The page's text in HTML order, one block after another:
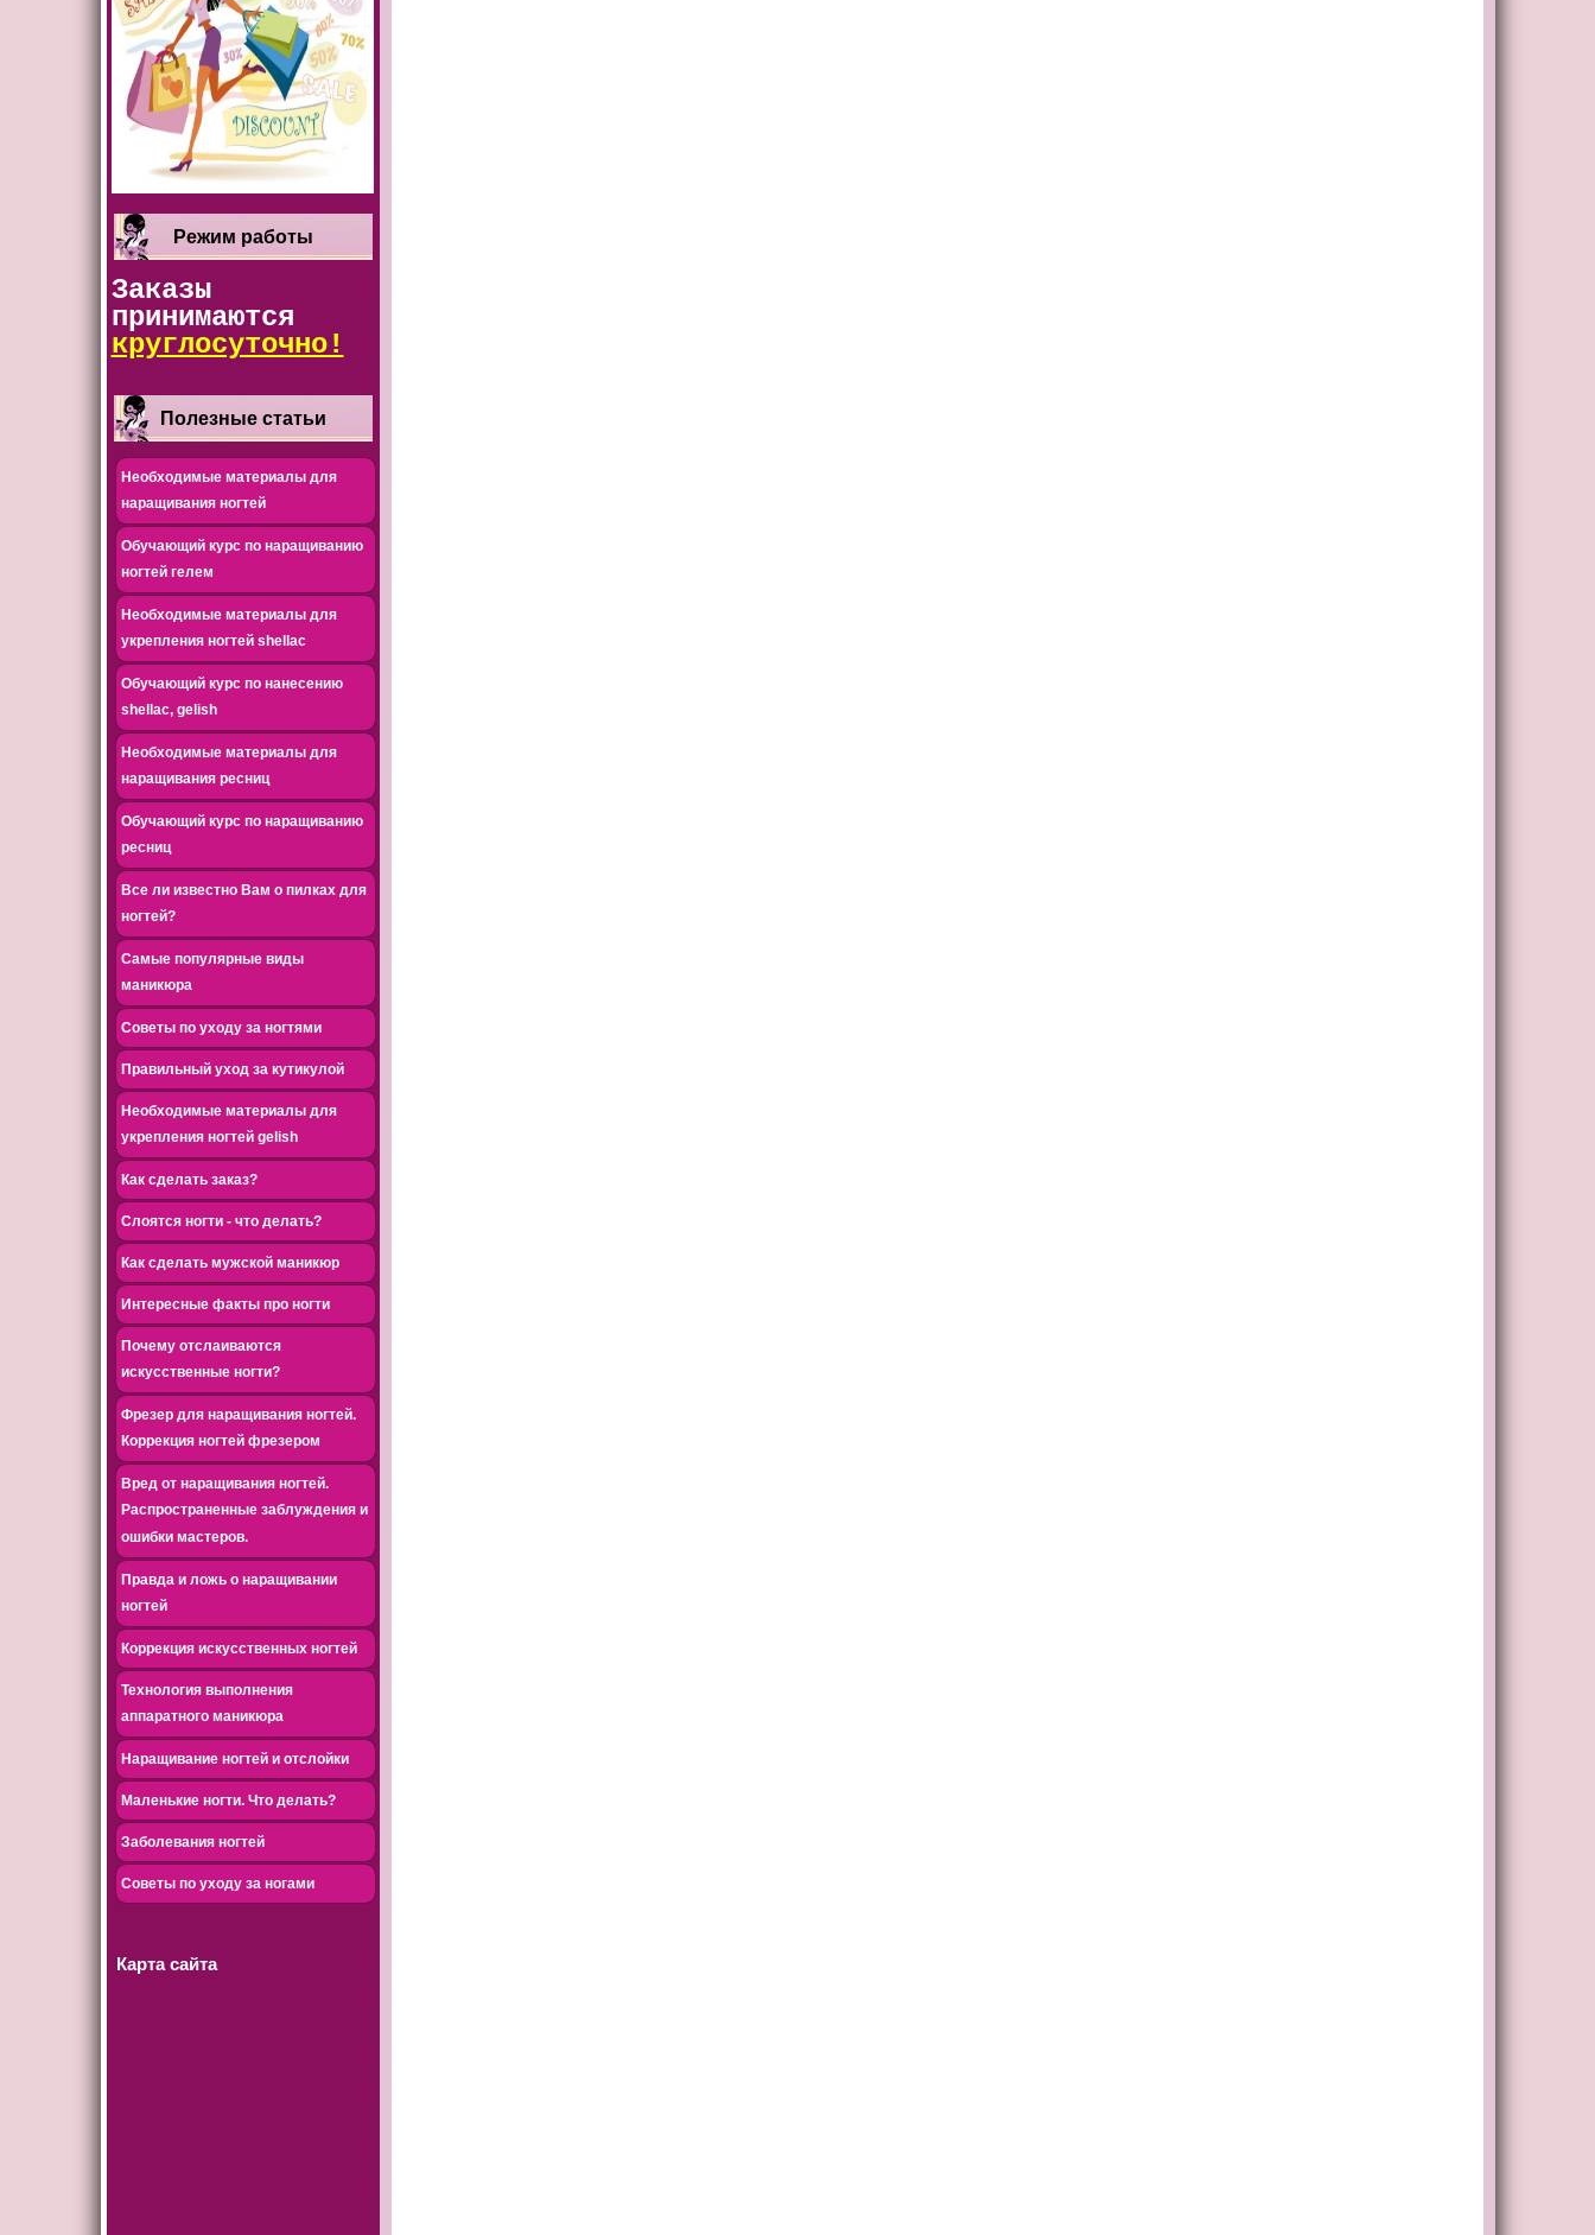
Режим работы
Заказы
принимаются
круглосуточно!
Полезные статьи
Необходимые материалы для
наращивания ногтей
Обучающий курс по наращиванию
ногтей гелем
Необходимые материалы для
укрепления ногтей shellac
Обучающий курс по нанесению
shellac, gelish
Необходимые материалы для
наращивания ресниц
Обучающий курс по наращиванию
ресниц
Все ли известно Вам о пилках для
ногтей?
Самые популярные виды
маникюра
Советы по уходу за ногтями
Правильный уход за кутикулой
Необходимые материалы для
укрепления ногтей gelish
Как сделать заказ?
Слоятся ногти - что делать?
Как сделать мужской маникюр
Интересные факты про ногти
Почему отслаиваются
искусственные ногти?
Фрезер для наращивания ногтей.
Коррекция ногтей фрезером
Вред от наращивания ногтей.
Распространенные заблуждения и
ошибки мастеров.
Правда и ложь о наращивании
ногтей
Коррекция искусственных ногтей
Технология выполнения
аппаратного маникюра
Наращивание ногтей и отслойки
Маленькие ногти. Что делать?
Заболевания ногтей
Советы по уходу за ногами
Карта сайта